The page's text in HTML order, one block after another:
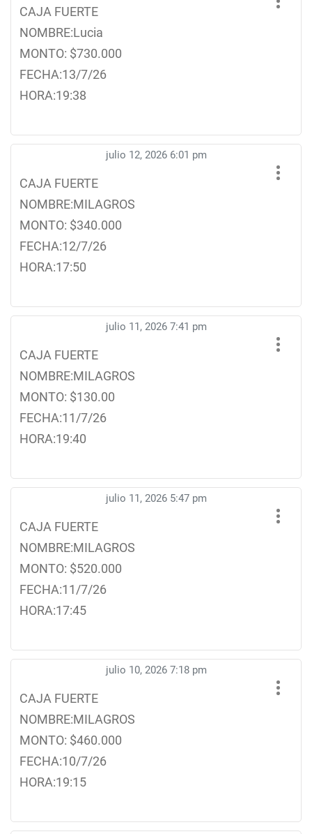
CAJA FUERTE
NOMBRE:Lucia
MONTO: $730.000
FECHA:13/7/26
HORA:19:38
julio 12, 2026 6:01 pm
CAJA FUERTE
NOMBRE:MILAGROS
MONTO: $340.000
FECHA:12/7/26
HORA:17:50
julio 11, 2026 7:41 pm
CAJA FUERTE
NOMBRE:MILAGROS
MONTO: $130.00
FECHA:11/7/26
HORA:19:40
julio 11, 2026 5:47 pm
CAJA FUERTE
NOMBRE:MILAGROS
MONTO: $520.000
FECHA:11/7/26
HORA:17:45
julio 10, 2026 7:18 pm
CAJA FUERTE
NOMBRE:MILAGROS
MONTO: $460.000
FECHA:10/7/26
HORA:19:15